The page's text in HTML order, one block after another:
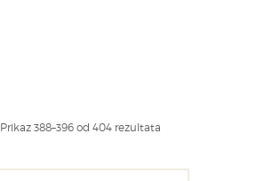
Prikaz 388–396 od 404 rezultata